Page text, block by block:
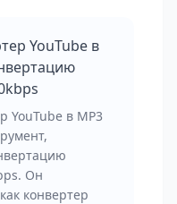
YouTube в
YouTube в MP3
Он
конвертер